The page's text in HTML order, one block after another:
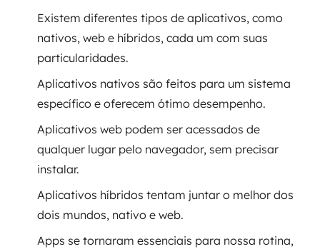
Migração para Cloud
Transformação digital
UX / UI design
Sustentar operações com eficiência
Sustentação de aplicações
SRE / DevOps
Monitoramento 24x7
Existem diferentes tipos de aplicativos, como
nativos, web e híbridos, cada um com suas
particularidades.
Aplicativos nativos são feitos para um sistema
específico e oferecem ótimo desempenho.
Aplicativos web podem ser acessados de
qualquer lugar pelo navegador, sem precisar
instalar.
Aplicativos híbridos tentam juntar o melhor dos
dois mundos, nativo e web.
Apps se tornaram essenciais para nossa rotina,